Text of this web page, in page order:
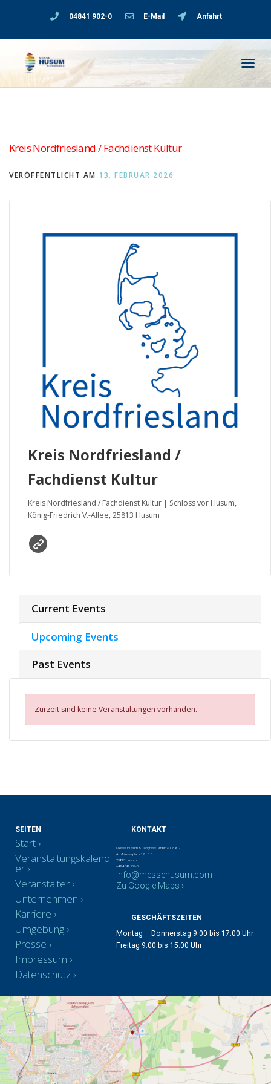
04841 902-0 E-Mail Anfahrt
Kreis Nordfriesland / Fachdienst Kultur
VERÖFFENTLICHT AM 13. FEBRUAR 2026
Kreis Nordfriesland /
Fachdienst Kultur
Kreis Nordfriesland / Fachdienst Kultur | Schloss vor Husum,
König-Friedrich V.-Allee, 25813 Husum
Current Events
Upcoming Events
Past Events
Zurzeit sind keine Veranstaltungen vorhanden.
SEITEN
Start
Veranstaltungskalend
er
Veranstalter
Unternehmen
Karriere
Umgebung
Presse
Impressum
Datenschutz
KONTAKT
Messe Husum & Congress GmbH & Co. KG
Am Messeplatz 12 – 18
25813 Husum
+49 4841 902-0
info@messehusum.com
Zu Google Maps ›
GESCHÄFTSZEITEN
Montag – Donnerstag 9:00 bis 17:00 Uhr
Freitag 9:00 bis 15:00 Uhr